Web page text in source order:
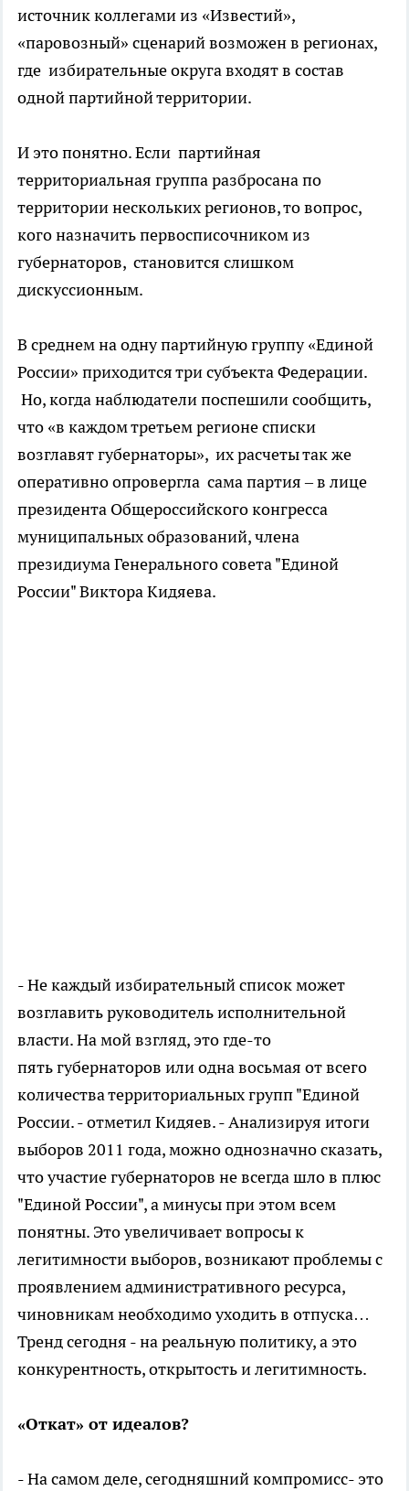
источник коллегами из «Известий»,
«паровозный» сценарий возможен в регионах,
где избирательные округа входят в состав
одной партийной территории.
И это понятно. Если партийная
территориальная группа разбросана по
территории нескольких регионов, то вопрос,
кого назначить первосписочником из
губернаторов, становится слишком
дискуссионным.
В среднем на одну партийную группу «Единой
России» приходится три субъекта Федерации.
Но, когда наблюдатели поспешили сообщить,
что «в каждом третьем регионе списки
возглавят губернаторы», их расчеты так же
оперативно опровергла сама партия – в лице
президента Общероссийского конгресса
муниципальных образований, члена
президиума Генерального совета "Единой
России" Виктора Кидяева.
- Не каждый избирательный список может
возглавить руководитель исполнительной
власти. На мой взгляд, это где-то
пять губернаторов или одна восьмая от всего
количества территориальных групп "Единой
России. - отметил Кидяев. - Анализируя итоги
выборов 2011 года, можно однозначно сказать,
что участие губернаторов не всегда шло в плюс
"Единой России", а минусы при этом всем
понятны. Это увеличивает вопросы к
легитимности выборов, возникают проблемы с
проявлением административного ресурса,
чиновникам необходимо уходить в отпуска…
Тренд сегодня - на реальную политику, а это
конкурентность, открытость и легитимность.
«Откат» от идеалов?
- На самом деле, сегодняшний компромисс- это